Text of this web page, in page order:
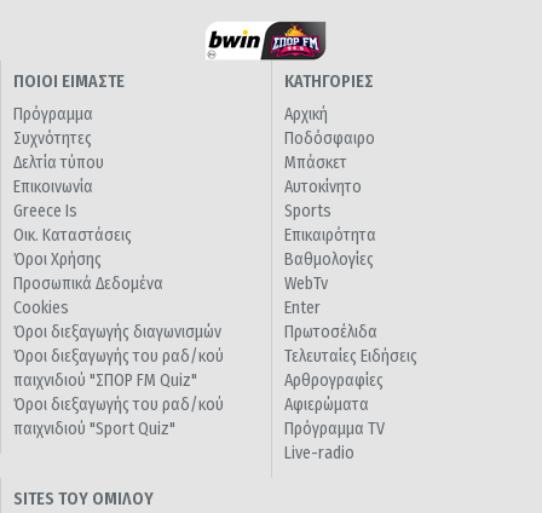
ΠΟΙΟΙ ΕΙΜΑΣΤΕ
Πρόγραμμα
Συχνότητες
Δελτία τύπου
Επικοινωνία
Greece Is
Οικ. Καταστάσεις
Όροι Χρήσης
Προσωπικά Δεδομένα
Cookies
Όροι διεξαγωγής διαγωνισμών
Όροι διεξαγωγής του ραδ/κού
παιχνιδιού "ΣΠΟΡ FM Quiz"
Όροι διεξαγωγής του ραδ/κού
παιχνιδιού "Sport Quiz"
ΚΑΤΗΓΟΡΙΕΣ
Αρχική
Ποδόσφαιρο
Μπάσκετ
Αυτοκίνητο
Sports
Επικαιρότητα
Βαθμολογίες
WebTv
Enter
Πρωτοσέλιδα
Τελευταίες Ειδήσεις
Αρθρογραφίες
Αφιερώματα
Πρόγραμμα TV
Live-radio
SITES ΤΟΥ ΟΜΙΛΟΥ